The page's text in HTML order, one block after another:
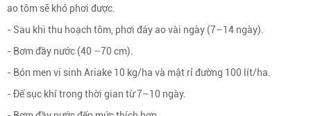
ao tôm sẽ khó phơi được.
- Sau khi thu hoạch tôm, phơi đáy ao vài ngày (7–14 ngày).
- Bơm đầy nước (40 –70 cm).
- Bón men vi sinh Ariake 10 kg/ha và mật rỉ đường 100 lít/ha.
- Để sục khí trong thời gian từ 7–10 ngày.